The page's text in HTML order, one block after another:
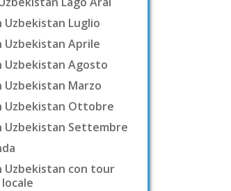
Uzbekistan Luglio
Uzbekistan Aprile
Uzbekistan Agosto
Uzbekistan Marzo
Uzbekistan Ottobre
Uzbekistan Settembre
Uzbekistan con tour